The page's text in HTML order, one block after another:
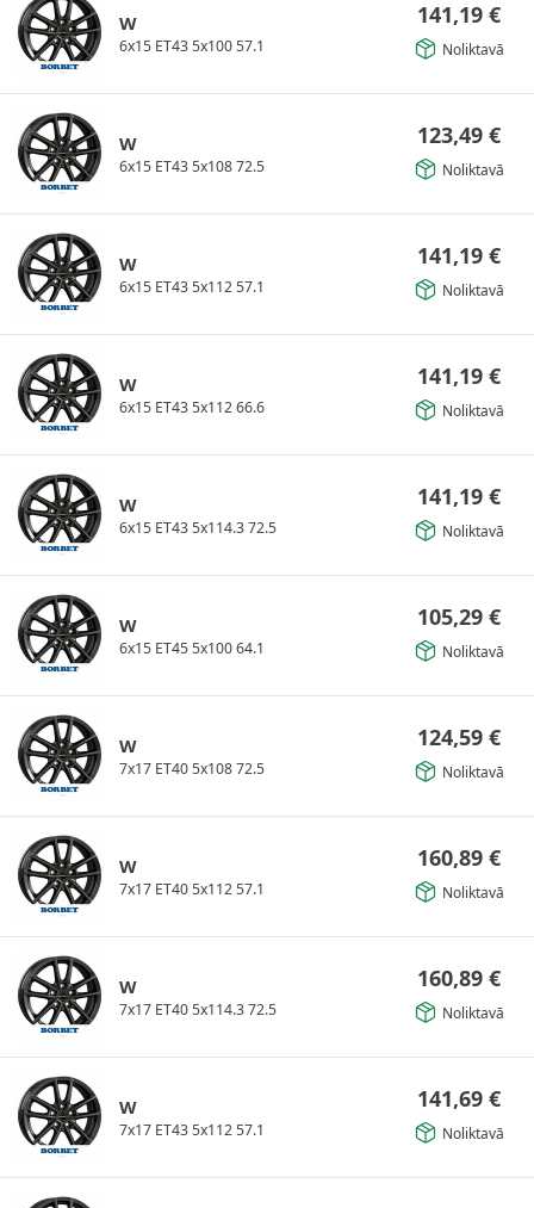
W
6x15 ET43 5x100 57.1
141,19 €
Noliktavā
W
6x15 ET43 5x108 72.5
123,49 €
Noliktavā
W
6x15 ET43 5x112 57.1
141,19 €
Noliktavā
W
6x15 ET43 5x112 66.6
141,19 €
Noliktavā
W
6x15 ET43 5x114.3 72.5
141,19 €
Noliktavā
W
6x15 ET45 5x100 64.1
105,29 €
Noliktavā
W
7x17 ET40 5x108 72.5
124,59 €
Noliktavā
W
7x17 ET40 5x112 57.1
160,89 €
Noliktavā
W
7x17 ET40 5x114.3 72.5
160,89 €
Noliktavā
W
7x17 ET43 5x112 57.1
141,69 €
Noliktavā